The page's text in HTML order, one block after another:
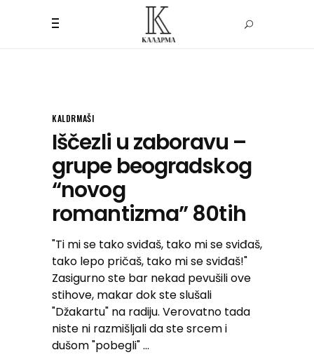
KALDRMAŠI
Iščezli u zaboravu –
grupe beogradskog
“novog
romantizma” 80tih
"Ti mi se tako sviđaš, tako mi se sviđaš,
tako lepo pričaš, tako mi se sviđaš!"
Zasigurno ste bar nekad pevušili ove
stihove, makar dok ste slušali
"Džakartu" na radiju. Verovatno tada
niste ni razmišljali da ste srcem i
dušom "pobegli"